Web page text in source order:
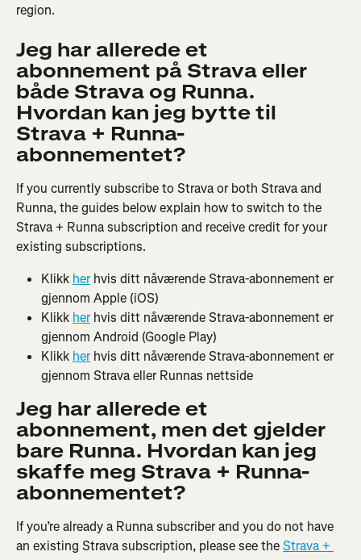
region.
Jeg har allerede et
abonnement på Strava eller
både Strava og Runna.
Hvordan kan jeg bytte til
Strava + Runna-
abonnementet?
If you currently subscribe to Strava or both Strava and
Runna, the guides below explain how to switch to the
Strava + Runna subscription and receive credit for your
existing subscriptions.
Klikk her hvis ditt nåværende Strava-abonnement er
gjennom Apple (iOS)
Klikk her hvis ditt nåværende Strava-abonnement er
gjennom Android (Google Play)
Klikk her hvis ditt nåværende Strava-abonnement er
gjennom Strava eller Runnas nettside
Jeg har allerede et
abonnement, men det gjelder
bare Runna. Hvordan kan jeg
skaffe meg Strava + Runna-
abonnementet?
If you’re already a Runna subscriber and you do not have
an existing Strava subscription, please see the Strava +